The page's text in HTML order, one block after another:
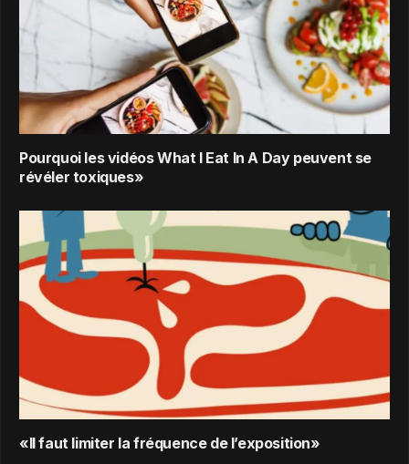
Pourquoi les vidéos What I Eat In A Day peuvent se
révéler toxiques»
«Il faut limiter la fréquence de l’exposition»